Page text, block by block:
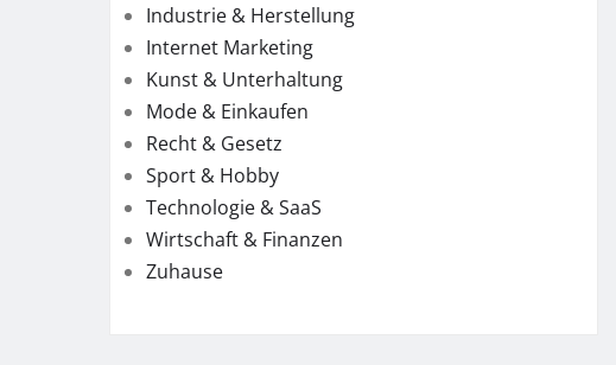
Industrie & Herstellung
Internet Marketing
Kunst & Unterhaltung
Mode & Einkaufen
Recht & Gesetz
Sport & Hobby
Technologie & SaaS
Wirtschaft & Finanzen
Zuhause